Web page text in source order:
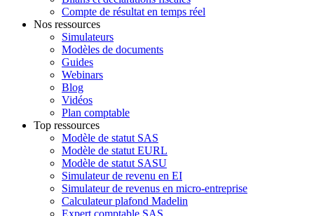
Compte de résultat en temps réel
Nos ressources
Simulateurs
Modèles de documents
Guides
Webinars
Blog
Vidéos
Plan comptable
Top ressources
Modèle de statut SAS
Modèle de statut EURL
Modèle de statut SASU
Simulateur de revenu en EI
Simulateur de revenus en micro-entreprise
Calculateur plafond Madelin
Expert comptable SAS